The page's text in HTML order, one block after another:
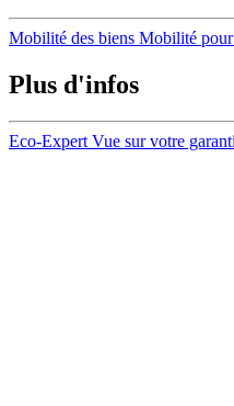
Mobilité des biens Mobilité pour
Plus d'infos
Eco-Expert Vue sur votre